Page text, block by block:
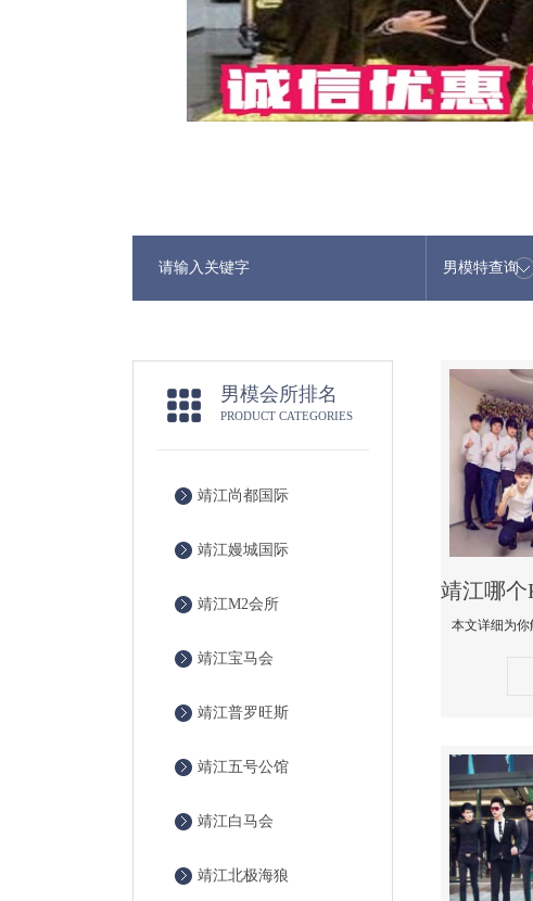
男模特查询
男模会所排名
PRODUCT CATEGORIES
靖江尚都国际
靖江嫚城国际
靖江M2会所
靖江宝马会
靖江普罗旺斯
靖江五号公馆
靖江白马会
靖江北极海狼